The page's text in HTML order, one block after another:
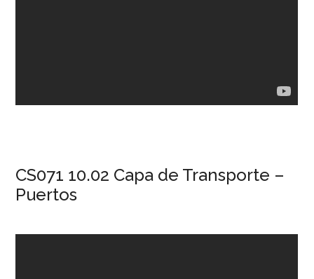
CS071 10.02 Capa de Transporte –
Puertos